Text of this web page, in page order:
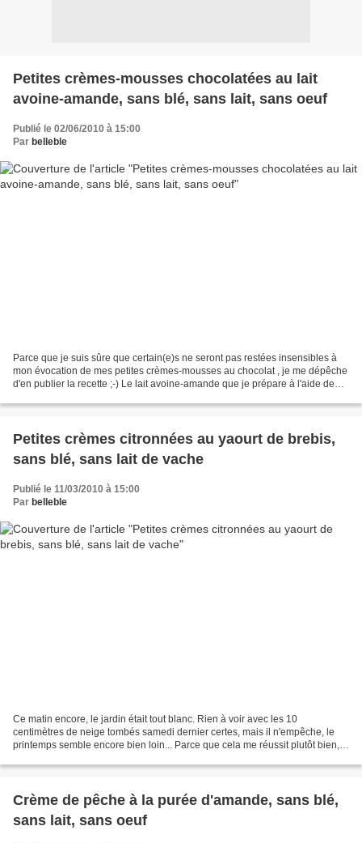
Petites crèmes-mousses chocolatées au lait
avoine-amande, sans blé, sans lait, sans oeuf
Publié le 02/06/2010 à 15:00
Par belleble
Parce que je suis sûre que certain(e)s ne seront pas restées insensibles à
mon évocation de mes petites crèmes-mousses au chocolat , je me dépêche
d'en publier la recette ;-) Le lait avoine-amande que je prépare à l'aide de
Petites crèmes citronnées au yaourt de brebis,
sans blé, sans lait de vache
Publié le 11/03/2010 à 15:00
Par belleble
Ce matin encore, le jardin était tout blanc. Rien à voir avec les 10
centimètres de neige tombés samedi dernier certes, mais il n'empêche, le
printemps semble encore bien loin... Parce que cela me réussit plutôt bien,
Crème de pêche à la purée d'amande, sans blé,
sans lait, sans oeuf